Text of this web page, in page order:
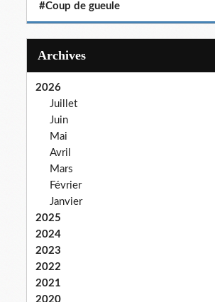
#Coup de gueule
Archives
2026
Juillet
Juin
Mai
Avril
Mars
Février
Janvier
2025
2024
2023
2022
2021
2020